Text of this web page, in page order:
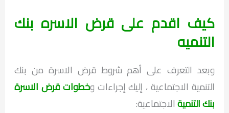
كيف اقدم على قرض الاسره بنك
التنميه
وبعد التعرف على أهم شروط قرض الاسرة من بنك
التنمية الاجتماعية ، إليك إجراءات وخطوات قرض الاسرة
بنك التنميةالاجتماعية: